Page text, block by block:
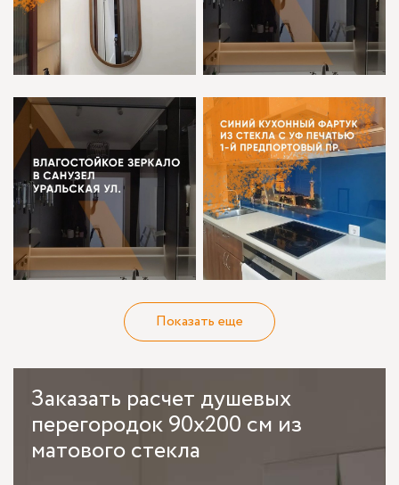
Показать еще
Заказать расчет душевых
перегородок 90x200 см из
матового стекла